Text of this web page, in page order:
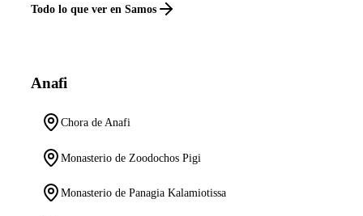
Todo lo que ver en Samos
Anafi
Chora de Anafi
Monasterio de Zoodochos Pigi
Monasterio de Panagia Kalamiotissa